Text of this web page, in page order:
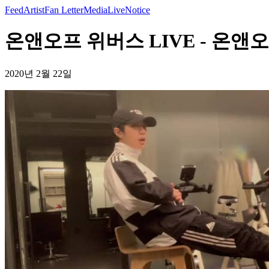
FeedArtistFan LetterMediaLiveNotice
온앤오프 위버스 LIVE - 온앤
2020년 2월 22일